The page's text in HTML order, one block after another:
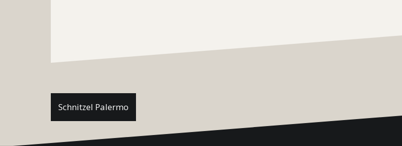
Beitragsnavigation
Schnitzel Palermo